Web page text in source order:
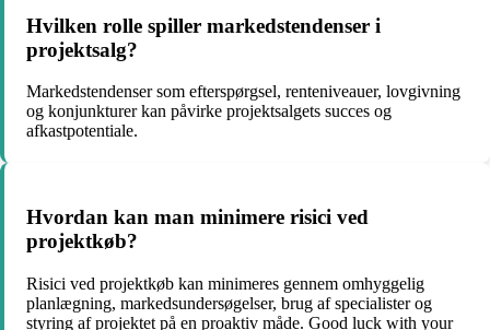
Hvilken rolle spiller markedstendenser i
projektsalg?
Markedstendenser som efterspørgsel, renteniveauer, lovgivning
og konjunkturer kan påvirke projektsalgets succes og
afkastpotentiale.
Hvordan kan man minimere risici ved
projektkøb?
Risici ved projektkøb kan minimeres gennem omhyggelig
planlægning, markedsundersøgelser, brug af specialister og
styring af projektet på en proaktiv måde. Good luck with your